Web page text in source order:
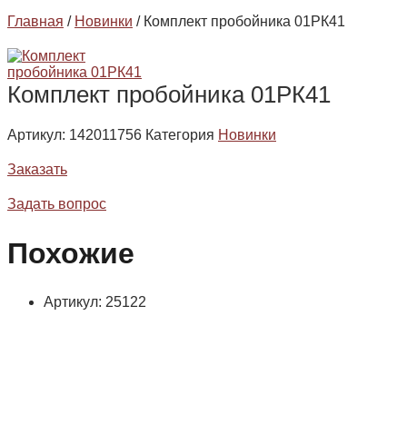
Главная / Новинки / Комплект пробойника 01РК41
Комплект пробойника 01РК41
Артикул: 142011756 Категория Новинки
Заказать
Задать вопрос
Похожие
Артикул: 25122